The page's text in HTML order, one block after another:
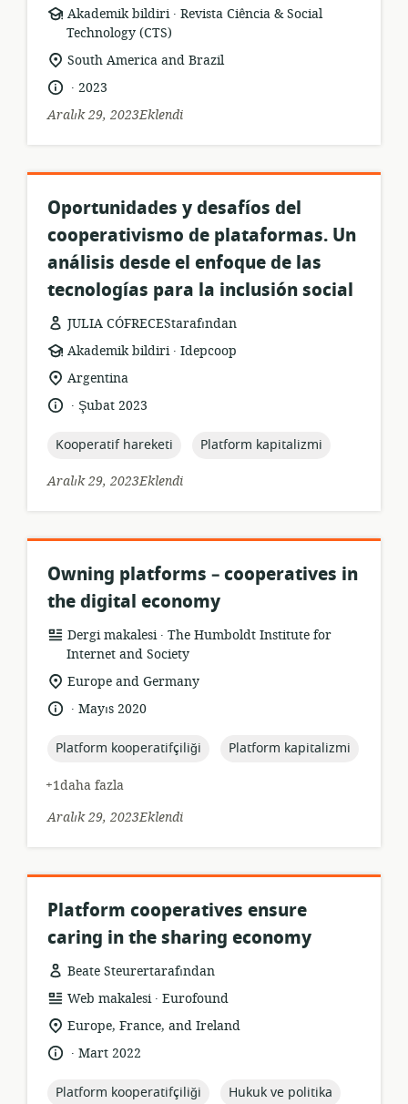
Kaynak
formatı:
Akademik bildiri .
yayıncı:
Revista Ciência & Social
Technology (CTS)
Uygunluk
konumu:
South America and Brazil
Dil: .
Yayın
tarihi:
2023
Aralık 29, 2023Eklendi
Oportunidades y desafíos del
cooperativismo de plataformas. Un
análisis desde el enfoque de las
tecnologías para la inclusión social
JULIA CÓFRECEStarafından
Kaynak
formatı:
Akademik bildiri .
yayıncı:
Idepcoop
Uygunluk
konumu:
Argentina
Dil: .
YayınŞubat 2023
topic:
Kooperatif hareketi topic:
Platform kapitalizmi
Aralık 29, 2023Eklendi
Owning platforms – cooperatives in
the digital economy
Kaynak
formatı:
Dergi makalesi .
yayıncı:
The Humboldt Institute for
Internet and Society
Uygunluk
konumu:
Europe and Germany
Dil: .
YayınMayıs 2020
topic:
Platform kooperatifçiliği topic:
Platform kapitalizmi
+1daha fazla
Aralık 29, 2023Eklendi
Platform cooperatives ensure
caring in the sharing economy
Beate Steurertarafından
Kaynak
formatı:
Web makalesi .
yayıncı:
Eurofound
Uygunluk
konumu:
Europe, France, and Ireland
Dil: .
YayınMart 2022
topic:
Platform kooperatifçiliği topic:
Hukuk ve politika